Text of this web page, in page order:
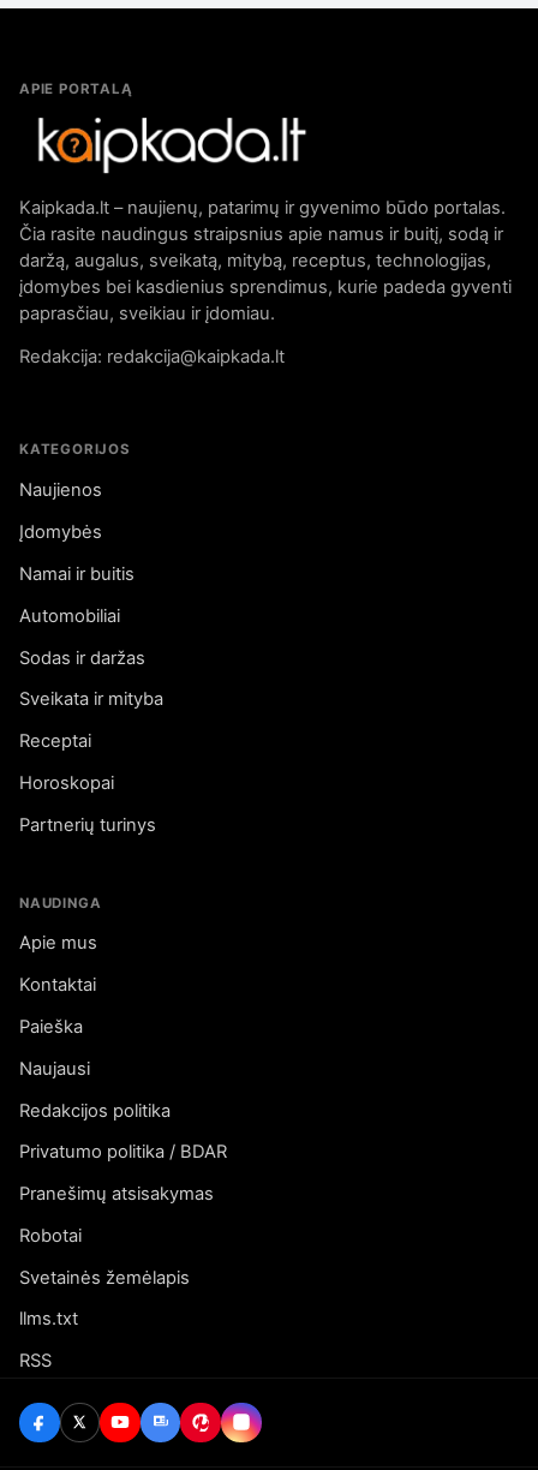
APIE PORTALĄ
Kaipkada.lt – naujienų, patarimų ir gyvenimo būdo portalas.
Čia rasite naudingus straipsnius apie namus ir buitį, sodą ir
daržą, augalus, sveikatą, mitybą, receptus, technologijas,
įdomybes bei kasdienius sprendimus, kurie padeda gyventi
paprasčiau, sveikiau ir įdomiau.
Redakcija: redakcija@kaipkada.lt
KATEGORIJOS
Naujienos
Įdomybės
Namai ir buitis
Automobiliai
Sodas ir daržas
Sveikata ir mityba
Receptai
Horoskopai
Partnerių turinys
NAUDINGA
Apie mus
Kontaktai
Paieška
Naujausi
Redakcijos politika
Privatumo politika / BDAR
Pranešimų atsisakymas
Robotai
Svetainės žemėlapis
llms.txt
RSS